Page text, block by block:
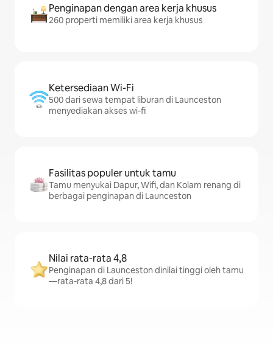
Penginapan dengan area kerja khusus
260 properti memiliki area kerja khusus
Ketersediaan Wi-Fi
500 dari sewa tempat liburan di Launceston
menyediakan akses wi-fi
Fasilitas populer untuk tamu
Tamu menyukai Dapur, Wifi, dan Kolam renang di
berbagai penginapan di Launceston
Nilai rata-rata 4,8
Penginapan di Launceston dinilai tinggi oleh tamu
—rata-rata 4,8 dari 5!